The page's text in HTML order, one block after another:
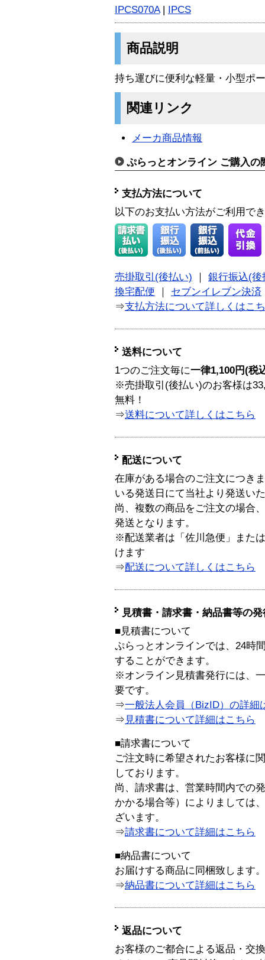
IPCS070A| IPCS
商品説明
持ち運びに便利な軽量・小型ポ
関連リンク
メーカ商品情報
ぷらっとオンライン ご購入の
支払方法について
以下のお支払い方法がご利用で
売掛取引(後払い)
銀行振込(後
換宅配便
セブンイレブン決済
⇒支払方法について詳しくはこ
送料について
1つのご注文毎に一律1,100円(税
※売掛取引(後払い)のお客様は
無料！
⇒送料について詳しくはこちら
配送について
在庫がある場合のご注文につき
いる発送日にて当社より発送い
尚、複数の商品をご注文の場合
発送となります。
※配送業者は「佐川急便」また
けます
⇒配送について詳しくはこちら
見積書・請求書・納品書等の
■見積書について
ぷらっとオンラインでは、24時
することができます。
※オンライン見積書発行には、
要です。
⇒一般法人会員（BizID）の詳細
⇒ 見積書について詳細はこちら
■請求書について
ご注文時に希望されたお客様に
しております。
尚、請求書は、営業時間内での
かかる場合等）によりましては
ざいます。
⇒請求書について詳細はこちら
■納品書について
お届けする商品に同梱致します。
⇒納品書について詳細はこちら
返品について
お客様のご都合による返品・交